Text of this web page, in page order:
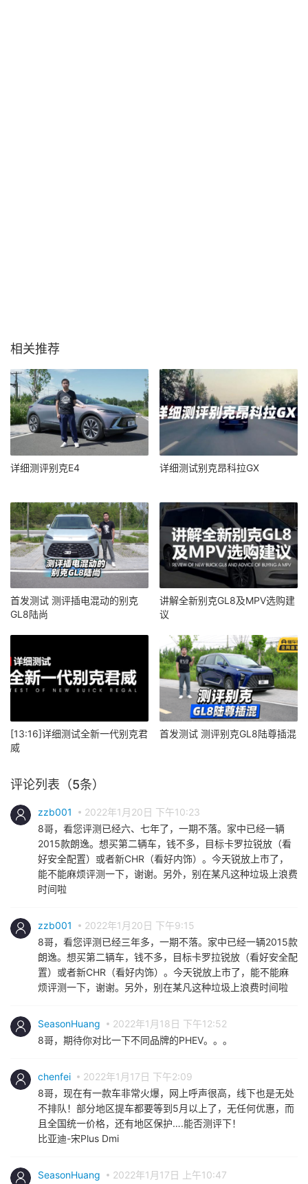
相关推荐
详细测评别克E4 详细测试别克昂科拉GX
首发测试 测评插电混动的别克
GL8陆尚
讲解全新别克GL8及MPV选购建
议
[13:16]详细测试全新一代别克君
威
首发测试 测评别克GL8陆尊插混
评论列表（5条）
zzb001
2022年1月20日 下午10:23
8哥，看您评测已经六、七年了，一期不落。家中已经一辆
2015款朗逸。想买第二辆车，钱不多，目标卡罗拉锐放（看
好安全配置）或者新CHR（看好内饰）。今天锐放上市了，
能不能麻烦评测一下，谢谢。另外，别在某凡这种垃圾上浪费
时间啦
zzb001
2022年1月20日 下午9:15
8哥，看您评测已经三年多，一期不落。家中已经一辆2015款
朗逸。想买第二辆车，钱不多，目标卡罗拉锐放（看好安全配
置）或者新CHR（看好内饰）。今天锐放上市了，能不能麻
烦评测一下，谢谢。另外，别在某凡这种垃圾上浪费时间啦
SeasonHuang
2022年1月18日 下午12:52
8哥，期待你对比一下不同品牌的PHEV。。。
chenfei
2022年1月17日 下午2:09
8哥，现在有一款车非常火爆，网上呼声很高，线下也是无处
不排队！部分地区提车都要等到5月以上了，无任何优惠，而
且全国统一价格，还有地区保护….能否测评下！
比亚迪-宋Plus Dmi
SeasonHuang 2022年1月17日 上午10:47